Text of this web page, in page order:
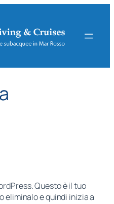
Questo è il tuo
eliminalo e quindi inizia a